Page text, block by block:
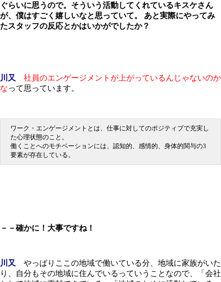
ぐらいに思うので。そういう活動してくれているキスケさん
が、僕はすごく嬉しいなと思っていて。 あと実際にやってみ
たスタッフの反応とかはいかがでしたか？
川又
社員のエンゲージメントが上がっているんじゃないのか
なって思っています。
ワーク・エンゲージメントとは、仕事に対してのポジティブで充実し
た心理状態のこと。
働くことへのモチベーションには、認知的、感情的、身体的関与の3
要素が存在している。
－－確かに！大事ですね！
川又
やっぱりここの地域で働いている分、地域に家族がいた
り、自分もその地域に住んでいるっていうことなので、「会社